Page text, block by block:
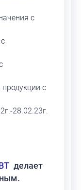
с
с
28.02.23г.
делает